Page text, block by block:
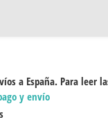
a España. Para leer
y envío